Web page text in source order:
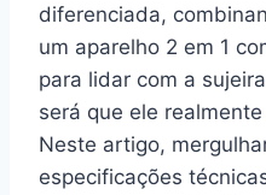
diferenciada,
um aparelho 2 em 1
para lidar com a
será que ele
Neste artigo,
especificações